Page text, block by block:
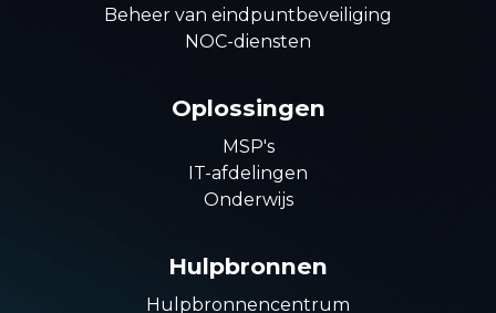
Beheer van eindpuntbeveiliging
NOC-diensten
Oplossingen
MSP's
IT-afdelingen
Onderwijs
Hulpbronnen
Hulpbronnencentrum